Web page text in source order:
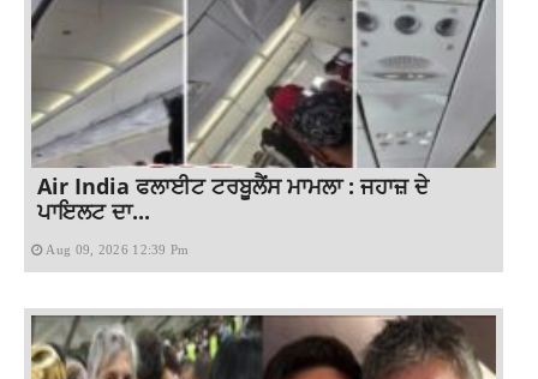
Air India ਫਲਾਈਟ ਟਰਬੂਲੈਂਸ ਮਾਮਲਾ : ਜਹਾਜ਼ ਦੇ
ਪਾਇਲਟ ਦਾ...
Aug 09, 2026 12:39 Pm